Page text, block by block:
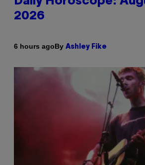
2026
6 hours agoBy Ashley Fike